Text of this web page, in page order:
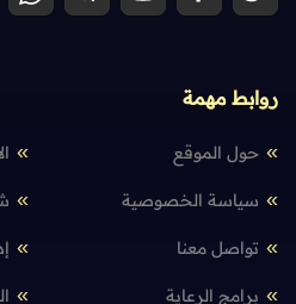
روابط مهمة
حول الموقع
سياسة الخصوصية
تواصل معنا
برامج الرعاية